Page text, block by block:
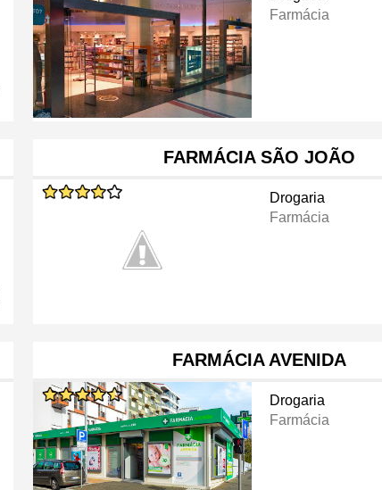
Farmácia
FARMÁCIA SÃO JOÃO
Drogaria
Farmácia
FARMÁCIA AVENIDA
Drogaria
Farmácia